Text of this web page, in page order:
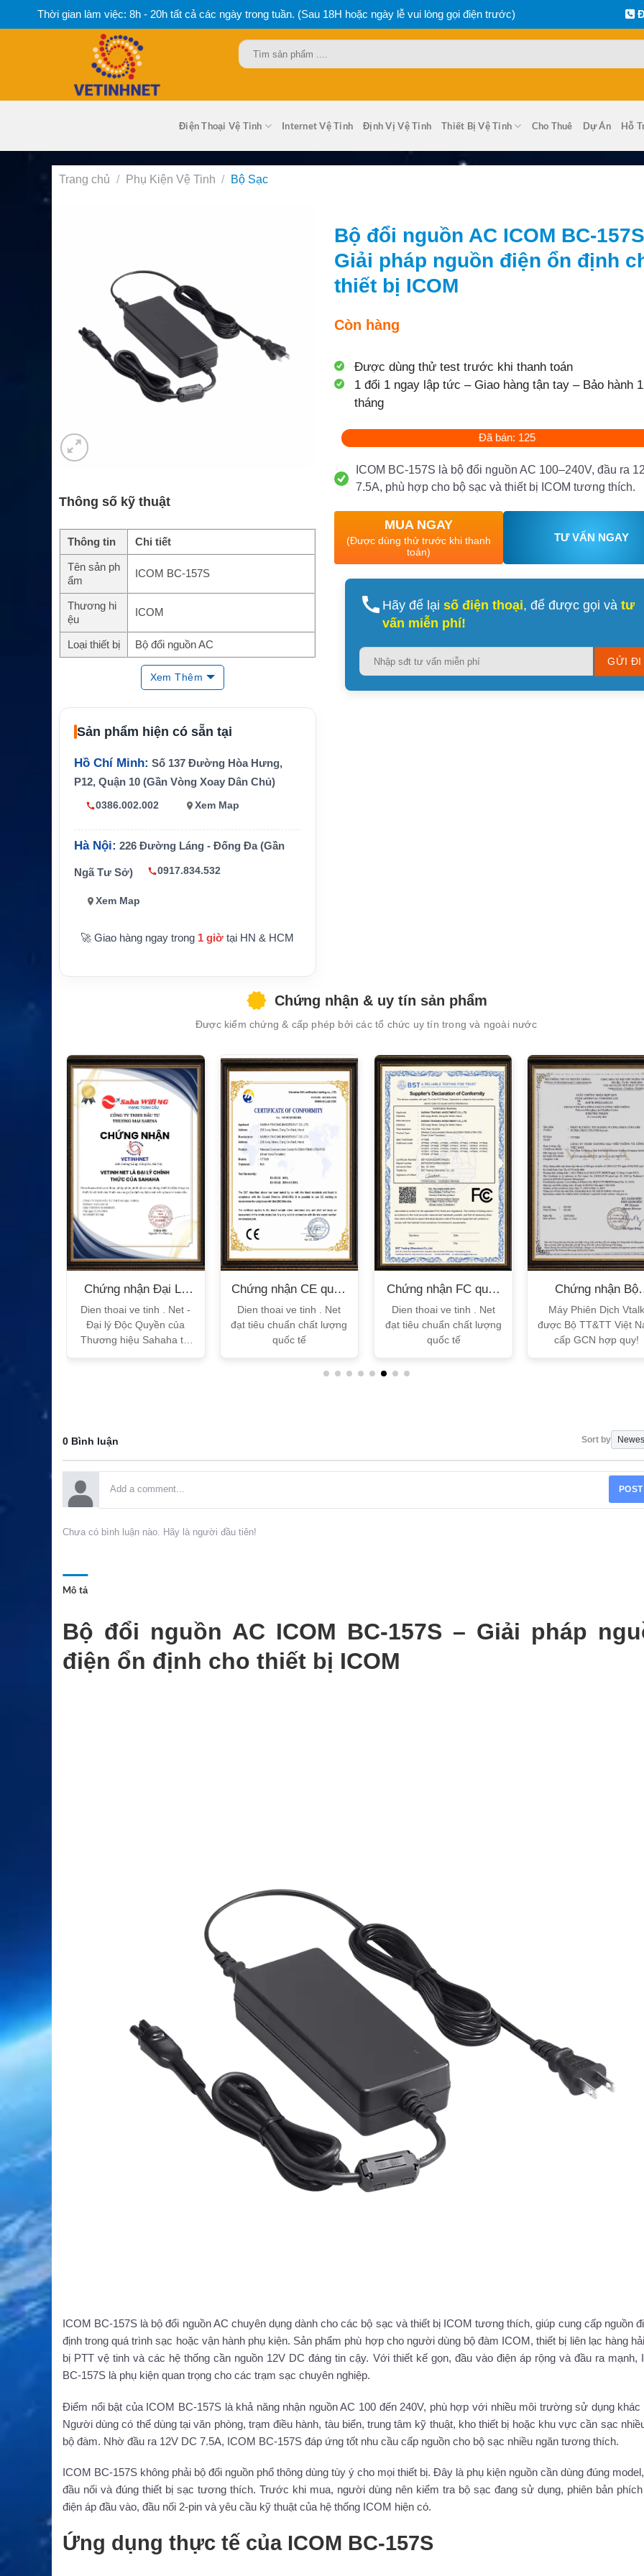
Thời gian làm việc: 8h - 20h tất cả các ngày trong tuần. (Sau 18H hoặc ngày lễ vui lòng gọi điện trước)
Tìm
kiếm:
Điện Thoại Vệ Tinh Internet Vệ Tinh Định Vị Vệ Tinh Thiết Bị Vệ Tinh Cho Thuê Dự Án Hỗ
Trang chủ / Phụ Kiện Vệ Tinh / Bộ Sạc
Thông số kỹ thuật
Thông tin Chi tiết
Tên sản ph
ẩm
ICOM BC-157S
Thương hi
ệu
ICOM
Loại thiết bị Bộ đổi nguồn AC
100–240V AC
u ra
Đầu nối 2-pin
Cấp nguồn cho bộ sạc và thiết bị ICO
Xem Thêm
Sản phẩm hiện có sẵn tại
Hồ Chí Minh: Số 137 Đường Hòa Hưng,
P12, Quận 10 (Gần Vòng Xoay Dân Chủ)
0386.002.002 Xem Map
Hà Nội: 226 Đường Láng - Đống Đa (Gần
Ngã Tư Sở) 0917.834.532
Xem Map
🚀 Giao hàng ngay trong 1 giờ tại HN & HCM
Bộ đổi nguồn AC ICOM BC-
Giải pháp nguồn điện ổn định
thiết bị ICOM
Còn hàng
Được dùng thử test trước khi thanh toán
1 đổi 1 ngay lập tức – Giao hàng tận tay – Bảo hành
tháng
Đã bán: 125
ICOM BC-157S là bộ đổi nguồn AC 100–240V, đầu ra
7.5A, phù hợp cho bộ sạc và thiết bị ICOM tương thích.
MUA NGAY
(Được dùng thử trước khi thanh
toán)
TƯ VẤN NGAY
Hãy để lại số điện thoại, để được gọi và tư
vấn miễn phí!
Please
this
Chứng nhận & uy tín sản phẩm
Được kiểm chứng & cấp phép bởi các tổ chức uy tín trong và ngoài nước
Chứng nhận Đại Lý
Sahaha
Dien thoai ve tinh . Net -
Đại lý Độc Quyền của
Thương hiệu Sahaha tại
Chứng nhận CE quốc
tế
Dien thoai ve tinh . Net
đạt tiêu chuẩn chất lượng
quốc tế
Chứng nhận FC quốc
tế
Dien thoai ve tinh . Net
đạt tiêu chuẩn chất lượng
quốc tế
Chứng nhận Bộ
TT&TT
Máy Phiên Dịch
được Bộ TT&TT Việt
cấp GCN hợp quy!
0 Bình luận Sort by
POST
Chưa có bình luận nào. Hãy là người đầu tiên!
Mô tả
Bộ đổi nguồn AC ICOM BC-157S – Giải pháp
điện ổn định cho thiết bị ICOM
ICOM BC-157S là bộ đổi nguồn AC chuyên dụng dành cho các bộ sạc và thiết bị ICOM tương thích, giúp cung cấp nguồn
định trong quá trình sạc hoặc vận hành phụ kiện. Sản phẩm phù hợp cho người dùng bộ đàm ICOM, thiết bị liên lạc hàng
bị PTT vệ tinh và các hệ thống cần nguồn 12V DC đáng tin cậy. Với thiết kế gọn, đầu vào điện áp rộng và đầu ra mạnh,
BC-157S là phụ kiện quan trọng cho các trạm sạc chuyên nghiệp.
Điểm nổi bật của ICOM BC-157S là khả năng nhận nguồn AC 100 đến 240V, phù hợp với nhiều môi trường sử dụng khác
Người dùng có thể dùng tại văn phòng, trạm điều hành, tàu biển, trung tâm kỹ thuật, kho thiết bị hoặc khu vực cần sạc
bộ đàm. Nhờ đầu ra 12V DC 7.5A, ICOM BC-157S đáp ứng tốt nhu cầu cấp nguồn cho bộ sạc nhiều ngăn tương thích.
ICOM BC-157S không phải bộ đổi nguồn phổ thông dùng tùy ý cho mọi thiết bị. Đây là phụ kiện nguồn cần dùng đúng
đầu nối và đúng thiết bị sạc tương thích. Trước khi mua, người dùng nên kiểm tra bộ sạc đang sử dụng, phiên bản
điện áp đầu vào, đầu nối 2-pin và yêu cầu kỹ thuật của hệ thống ICOM hiện có.
Ứng dụng thực tế của ICOM BC-157S
XEM CHI TIẾT XEM CHI TIẾT XEM CHI TIẾT